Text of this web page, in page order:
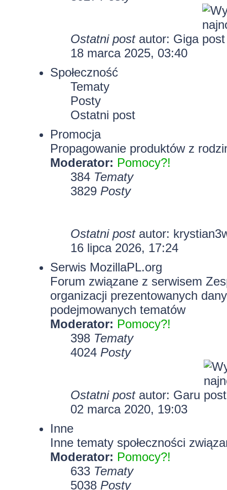
Ostatni postautor: Giga
18 marca 2025, 03:40
Społeczność
Tematy
Posty
Ostatni post
Promocja
Propagowanie produktów z
Moderator: Pomocy?!
384 Tematy
3829 Posty
Ostatni postautor:
16 lipca 2026, 17:24
Serwis MozillaPL.org
Forum związane z serwisem
organizacji prezentowanych
podejmowanych tematów
Moderator: Pomocy?!
398 Tematy
4024 Posty
Ostatni postautor: Garu
02 marca 2020, 19:03
Inne
Inne tematy społeczności
Moderator: Pomocy?!
633 Tematy
5038 Posty